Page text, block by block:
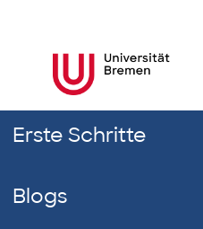
Erste Schritte
Blogs